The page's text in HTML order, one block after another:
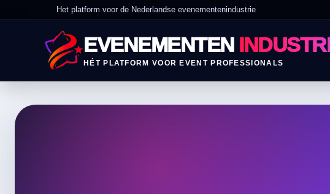
Het platform voor de Nederlandse evenementenindustrie
EVENEMENTEN
HÉT PLATFORM VOOR EVENT PROFESSIONALS